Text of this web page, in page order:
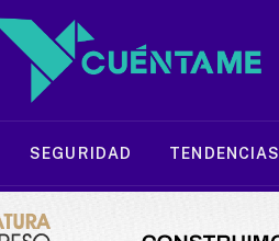
SEGURIDAD TENDENCIAS